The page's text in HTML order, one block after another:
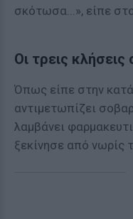
σκότωσα...», είπε
Οι τρεις
Όπως είπε στην
αντιμετωπίζει
λαμβάνει
ξεκίνησε από νωρίς